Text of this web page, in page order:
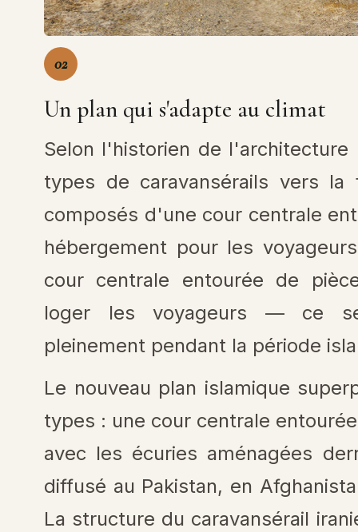
02
Un plan qui s'adapte au climat
Selon l'historien de l'architecture
types de caravansérails vers
composés d'une cour centrale
hébergement pour les
cour centrale entourée de
loger les voyageurs — ce
pleinement pendant la période
Le nouveau plan islamique
types : une cour centrale
avec les écuries aménagées
diffusé au Pakistan, en
La structure du caravansérail